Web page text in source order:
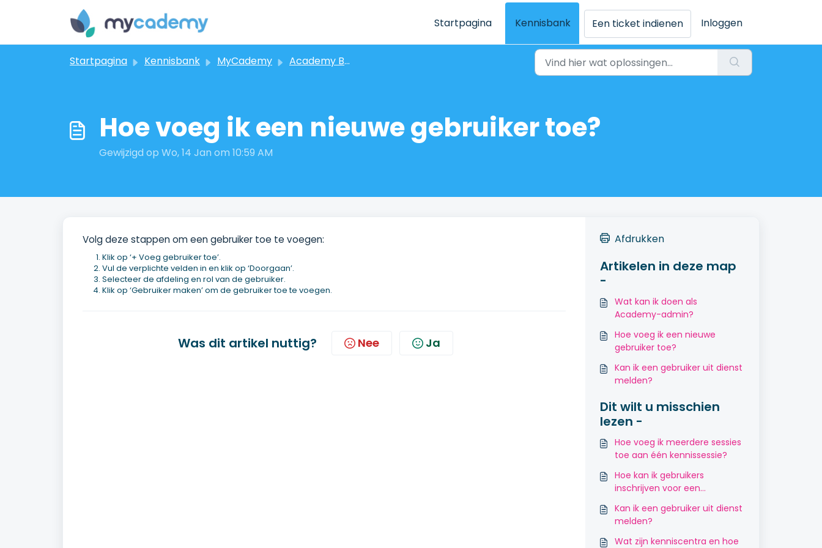
Startpagina
Kennisbank Een ticket indienen Inloggen
Startpagina Kennisbank MyCademy Academy Beheren
Hoe voeg ik een nieuwe gebruiker toe?
Gewijzigd op Wo, 14 Jan om 10:59 AM
Volg deze stappen om een gebruiker toe te voegen:
Klik op ‘+ Voeg gebruiker toe’.
Vul de verplichte velden in en klik op ‘Doorgaan’.
Selecteer de afdeling en rol van de gebruiker.
Klik op ‘Gebruiker maken’ om de gebruiker toe te voegen.
Was dit artikel nuttig? Nee Ja
Afdrukken
Artikelen in deze map
-
Wat kan ik doen als
Academy-admin?
Hoe voeg ik een nieuwe
gebruiker toe?
Kan ik een gebruiker uit dienst
melden?
Dit wilt u misschien
lezen -
Hoe voeg ik meerdere sessies
toe aan één kennissessie?
Hoe kan ik gebruikers
inschrijven voor een
Kan ik een gebruiker uit dienst
melden?
Wat zijn kenniscentra en hoe